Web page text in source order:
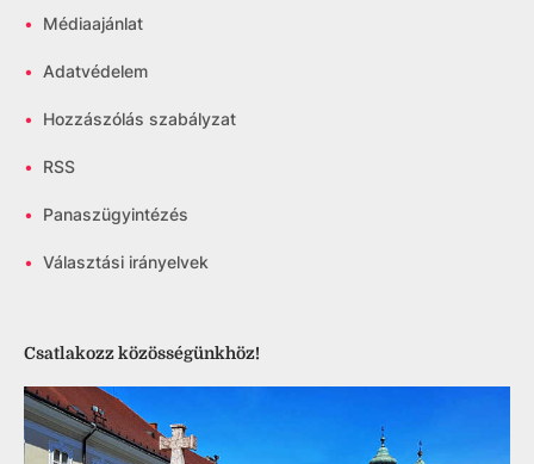
• Médiaajánlat
• Adatvédelem
• Hozzászólás szabályzat
• RSS
• Panaszügyintézés
• Választási irányelvek
Csatlakozz közösségünkhöz!